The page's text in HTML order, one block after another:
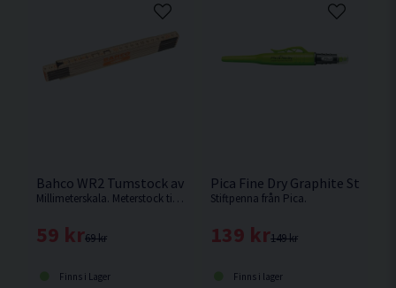
Bahco WR2 Tumstock av Björkträ 2M
Millimeterskala. Meterstock tillverkad av björkträ med 10 sektioner. Millimeterskala
69 kr
59 kr
Finns i Lager
Pica Fine Dry Graphite
Stiftpenna från Pica.
149 kr
139 kr
Finns i lager